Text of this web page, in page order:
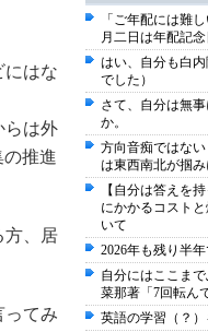
にはな
らは外
推進
方、居
ってみ
「ご年配には難
月二日は年配記念
はい、自分も白
でした）
さて、自分は無
か。
方向音痴ではな
は東西南北が掴
【自分は答えを
にかかるコスト
いて
2026年も残り半
自分にはここま
菜那著「7回転ん
英語の学習（？）